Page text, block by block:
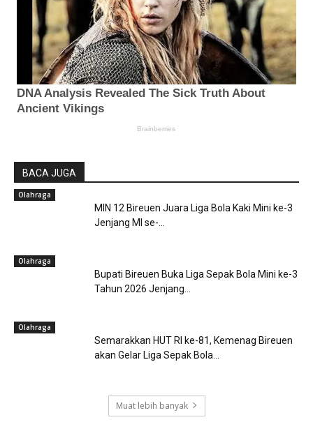
BACA JUGA
Olahraga
MIN 12 Bireuen Juara Liga Bola Kaki Mini ke-3
Jenjang MI se-...
Olahraga
Bupati Bireuen Buka Liga Sepak Bola Mini ke-3
Tahun 2026 Jenjang...
Olahraga
Semarakkan HUT RI ke-81, Kemenag Bireuen
akan Gelar Liga Sepak Bola...
Muat lebih banyak